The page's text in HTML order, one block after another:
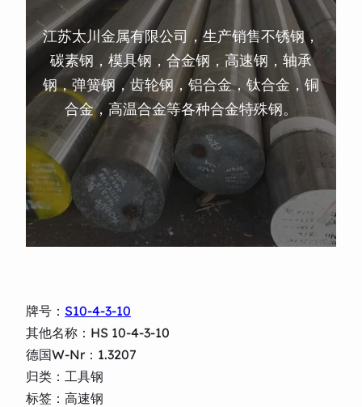
江苏太川金属有限公司，生产销售不锈钢，
碳素钢，模具钢，合金钢，高速钢，轴承
钢，弹簧钢，齿轮钢，铝合金，钛合金，铜
合金，高温合金等各种合金特殊钢。
牌号： S10-4-3-10
其他名称：HS 10-4-3-10
德国W-Nr：1.3207
归类：工具钢
标签：高速钢